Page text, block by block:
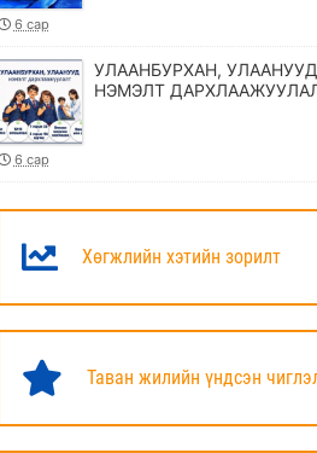
6 сар
УЛААНБУРХАН,
НЭМЭЛТ
6 сар
ТӨРИЙН ЖИНХЭНЭ
ТУХАЙ ЗАР
ХӨШӨӨНД ЦЭЦЭГ
6 сар
Хөгжлийн хэтийн зорилт
Таван жилийн үндсэн